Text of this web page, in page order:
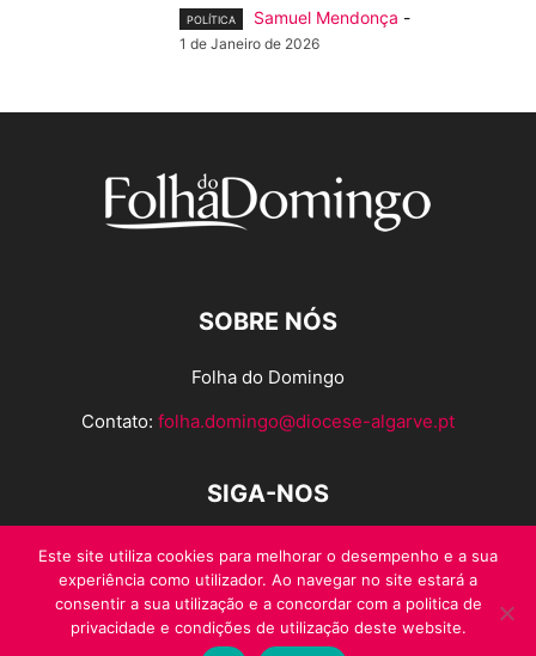
POLÍTICA Samuel Mendonça -
1 de Janeiro de 2026
SOBRE NÓS
Folha do Domingo
Contato: folha.domingo@diocese-algarve.pt
SIGA-NOS
Este site utiliza cookies para melhorar o desempenho e a sua
experiência como utilizador. Ao navegar no site estará a
consentir a sua utilização e a concordar com a politica de
privacidade e condições de utilização deste website.